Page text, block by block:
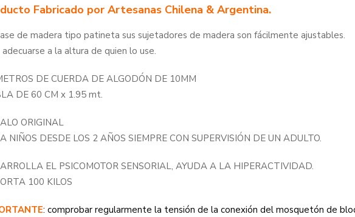
Fabricado por Artesanas Chilena & Argentina.
de madera tipo patineta sus sujetadores de madera son fácilmente ajustables.
adecuarse a la altura de quien lo use.
DE CUERDA DE ALGODÓN DE 10MM
DE 60 CM x 1.95 mt.
ORIGINAL
NIÑOS DESDE LOS 2 AÑOS SIEMPRE CON SUPERVISIÓN DE UN ADULTO.
EL PSICOMOTOR SENSORIAL, AYUDA A LA HIPERACTIVIDAD.
100 KILOS
: comprobar regularmente la tensión de la conexión del mosquetón de